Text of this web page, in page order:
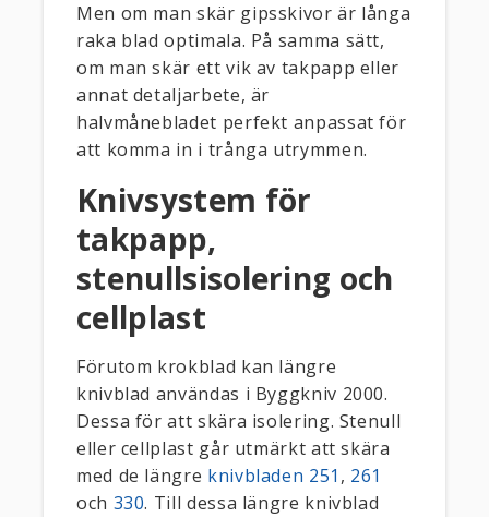
Men om man skär gipsskivor är långa
raka blad optimala. På samma sätt,
om man skär ett vik av takpapp eller
annat detaljarbete, är
halvmånebladet perfekt anpassat för
att komma in i trånga utrymmen.
Knivsystem för
takpapp,
stenullsisolering och
cellplast
Förutom krokblad kan längre
knivblad användas i Byggkniv 2000.
Dessa för att skära isolering. Stenull
eller cellplast går utmärkt att skära
med de längre knivbladen 251 , 261
och 330. Till dessa längre knivblad